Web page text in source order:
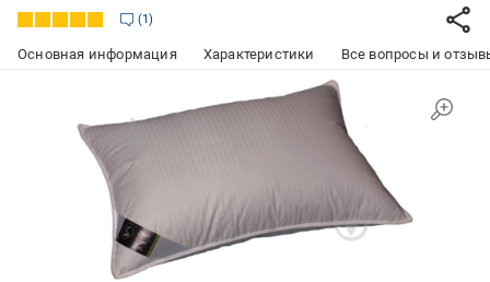
1
Основная информация Характеристики Все вопросы и